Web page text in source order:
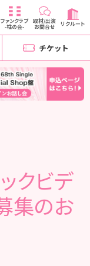
ファンクラブ
-柱の会-
取材/出演
お問合せ リクルート
チケット
クビデ
集のお